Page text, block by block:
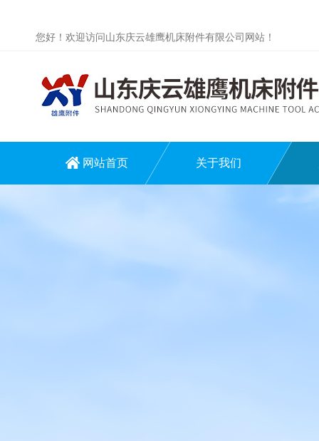
您好！欢迎访问山东庆云雄鹰机床附件有限公司网站！
网站首页 关于我们